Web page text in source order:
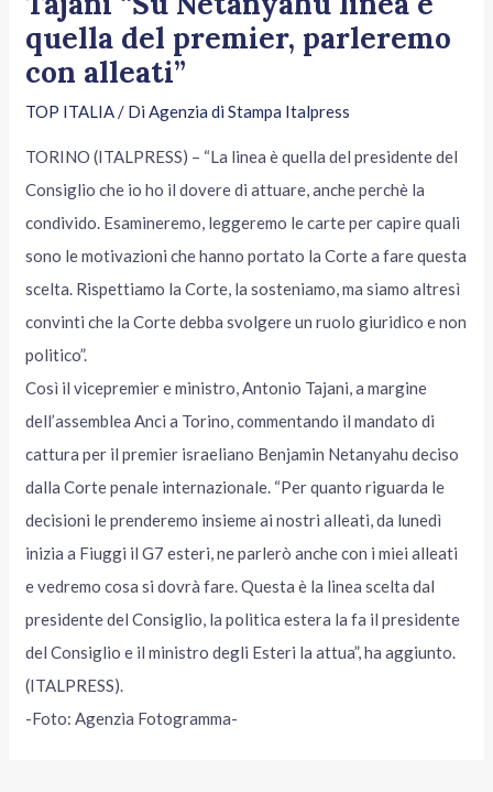
quella del premier, parleremo
con alleati”
TOP ITALIA/ DiAgenzia di Stampa Italpress
TORINO (ITALPRESS) – “La linea è quella del presidente del
Consiglio che io ho il dovere di attuare, anche perchè la
condivido. Esamineremo, leggeremo le carte per capire quali
sono le motivazioni che hanno portato la Corte a fare questa
scelta. Rispettiamo la Corte, la sosteniamo, ma siamo altresì
convinti che la Corte debba svolgere un ruolo giuridico e non
politico”.
Così il vicepremier e ministro, Antonio Tajani, a margine
dell’assemblea Anci a Torino, commentando il mandato di
cattura per il premier israeliano Benjamin Netanyahu deciso
dalla Corte penale internazionale. “Per quanto riguarda le
decisioni le prenderemo insieme ai nostri alleati, da lunedì
inizia a Fiuggi il G7 esteri, ne parlerò anche con i miei alleati
e vedremo cosa si dovrà fare. Questa è la linea scelta dal
presidente del Consiglio, la politica estera la fa il presidente
del Consiglio e il ministro degli Esteri la attua”, ha aggiunto.
(ITALPRESS).
-Foto: Agenzia Fotogramma-